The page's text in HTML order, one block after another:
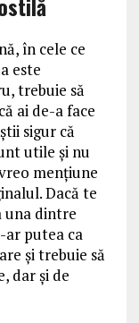
în cele ce
este
trebuie să
ai de-a face
sigur că
utile și nu
mențiune
Dacă te
una dintre
putea ca
și trebuie să
dar și de